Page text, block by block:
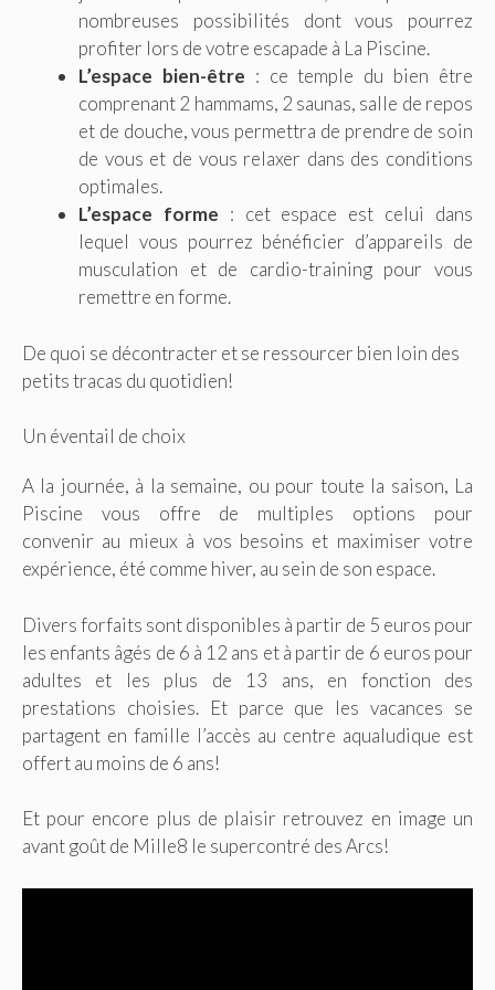
nombreuses possibilités dont vous pourrez
profiter lors de votre escapade à La Piscine.
L’espace bien-être : ce temple du bien être
comprenant 2 hammams, 2 saunas, salle de repos
et de douche, vous permettra de prendre de soin
de vous et de vous relaxer dans des conditions
optimales.
L’espace forme : cet espace est celui dans
lequel vous pourrez bénéficier d’appareils de
musculation et de cardio-training pour vous
remettre en forme.
De quoi se décontracter et se ressourcer bien loin des
petits tracas du quotidien!
Un éventail de choix
A la journée, à la semaine, ou pour toute la saison, La
Piscine vous offre de multiples options pour
convenir au mieux à vos besoins et maximiser votre
expérience, été comme hiver, au sein de son espace.
Divers forfaits sont disponibles à partir de 5 euros pour
les enfants âgés de 6 à 12 ans et à partir de 6 euros pour
adultes et les plus de 13 ans, en fonction des
prestations choisies. Et parce que les vacances se
partagent en famille l’accès au centre aqualudique est
offert au moins de 6 ans!
Et pour encore plus de plaisir retrouvez en image un
avant goût de Mille8 le supercontré des Arcs!